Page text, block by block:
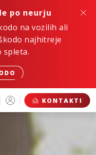
po neurju
na vozilih ali
najhitreje
spleta.
KONTAKTI